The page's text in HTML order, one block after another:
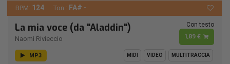
BPM: 124 Ton.: FA# -
La mia voce (da "Aladdin")
Naomi Rivieccio
Con testo
1,89 €
MP3 MIDI VIDEO MULTITRACCIA